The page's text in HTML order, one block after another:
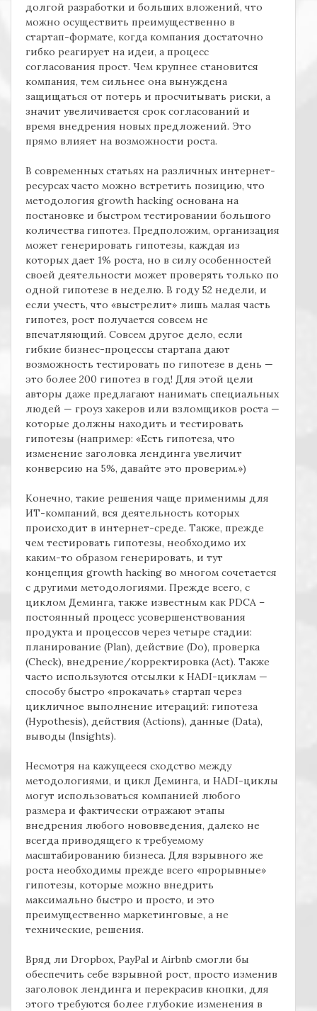
долгой разработки и больших вложений, что
можно осуществить преимущественно в
стартап-формате, когда компания достаточно
гибко реагирует на идеи, а процесс
согласования прост. Чем крупнее становится
компания, тем сильнее она вынуждена
защищаться от потерь и просчитывать риски, а
значит увеличивается срок согласований и
время внедрения новых предложений. Это
прямо влияет на возможности роста.
В современных статьях на различных интернет-
ресурсах часто можно встретить позицию, что
методология growth hacking основана на
постановке и быстром тестировании большого
количества гипотез. Предположим, организация
может генерировать гипотезы, каждая из
которых дает 1% роста, но в силу особенностей
своей деятельности может проверять только по
одной гипотезе в неделю. В году 52 недели, и
если учесть, что «выстрелит» лишь малая часть
гипотез, рост получается совсем не
впечатляющий. Совсем другое дело, если
гибкие бизнес-процессы стартапа дают
возможность тестировать по гипотезе в день —
это более 200 гипотез в год! Для этой цели
авторы даже предлагают нанимать специальных
людей — гроуз хакеров или взломщиков роста —
которые должны находить и тестировать
гипотезы (например: «Есть гипотеза, что
изменение заголовка лендинга увеличит
конверсию на 5%, давайте это проверим.»)
Конечно, такие решения чаще применимы для
ИТ-компаний, вся деятельность которых
происходит в интернет-среде. Также, прежде
чем тестировать гипотезы, необходимо их
каким-то образом генерировать, и тут
концепция growth hacking во многом сочетается
с другими методологиями. Прежде всего, с
циклом Деминга, также известным как PDCA –
постоянный процесс усовершенствования
продукта и процессов через четыре стадии:
планирование (Plan), действие (Do), проверка
(Check), внедрение/корректировка (Act). Также
часто используются отсылки к HADI-циклам —
способу быстро «прокачать» стартап через
цикличное выполнение итераций: гипотеза
(Hypothesis), действия (Actions), данные (Data),
выводы (Insights).
Несмотря на кажущееся сходство между
методологиями, и цикл Деминга, и HADI-циклы
могут использоваться компанией любого
размера и фактически отражают этапы
внедрения любого нововведения, далеко не
всегда приводящего к требуемому
масштабированию бизнеса. Для взрывного же
роста необходимы прежде всего «прорывные»
гипотезы, которые можно внедрить
максимально быстро и просто, и это
преимущественно маркетинговые, а не
технические, решения.
Вряд ли Dropbox, PayPal и Airbnb смогли бы
обеспечить себе взрывной рост, просто изменив
заголовок лендинга и перекрасив кнопки, для
этого требуются более глубокие изменения в